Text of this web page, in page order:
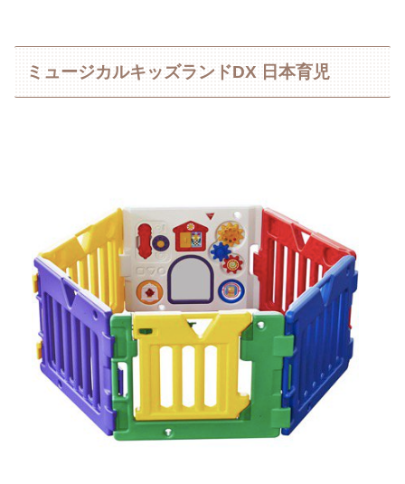
ミュージカルキッズランドDX 日本育児